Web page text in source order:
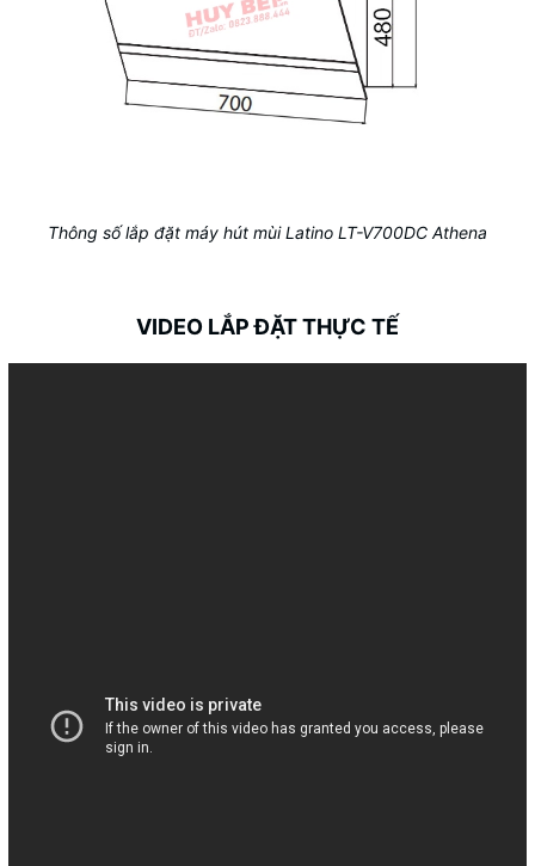
Thông số lắp đặt máy hút mùi Latino LT-V700DC Athena
VIDEO LẮP ĐẶT THỰC TẾ